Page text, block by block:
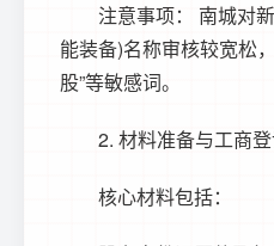
注意事项： 南城对
能装备)名称审核较宽松
股”等敏感词。
2. 材料准备与工商
核心材料包括：